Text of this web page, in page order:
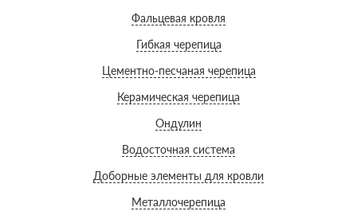
Фальцевая кровля
Гибкая черепица
Цементно-песчаная черепица
Керамическая черепица
Ондулин
Водосточная система
Доборные элементы для кровли
Металлочерепица